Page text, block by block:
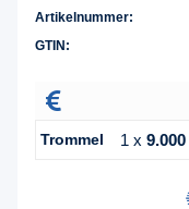
Artikelnummer:
GTIN:
Trommel 1 x 9.000